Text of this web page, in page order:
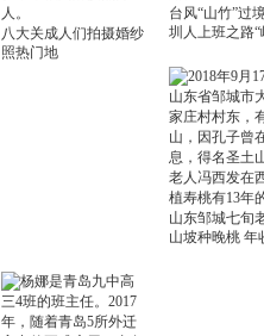
八大关成人们拍摄婚纱
照热门地
台风“山竹”过
圳人上班之路“
山东邹城七旬
山坡种晚桃 年